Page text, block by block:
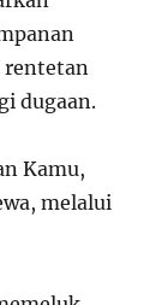
rentetan
dugaan.
Kamu,
melalui